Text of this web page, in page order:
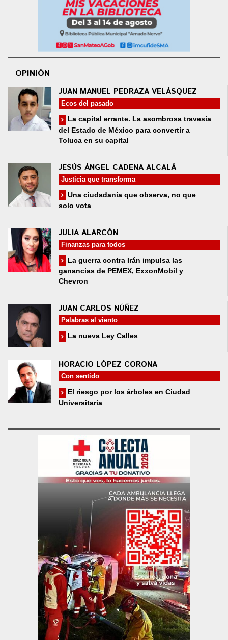
OPINIÓN
JUAN MANUEL PEDRAZA VELÁSQUEZ
Ecos del pasado
La capital errante. La asombrosa travesía
del Estado de México para convertir a
Toluca en su capital
JESÚS ÁNGEL CADENA ALCALÁ
Justicia que transforma
Una ciudadanía que observa, no que
solo vota
JULIA ALARCÓN
Finanzas para todos
La guerra contra Irán impulsa las
ganancias de PEMEX, ExxonMobil y
Chevron
JUAN CARLOS NÚÑEZ
Palabras al viento
La nueva Ley Calles
HORACIO LÓPEZ CORONA
Con sentido
El riesgo por los árboles en Ciudad
Universitaria